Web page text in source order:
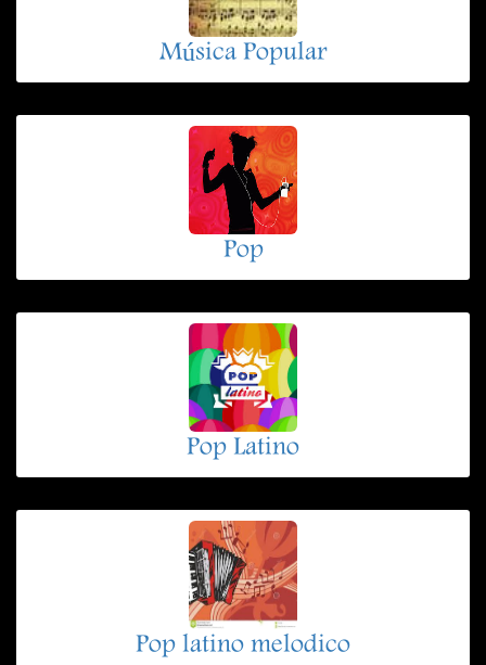
Música Popular
Pop
Pop Latino
Pop latino melodico